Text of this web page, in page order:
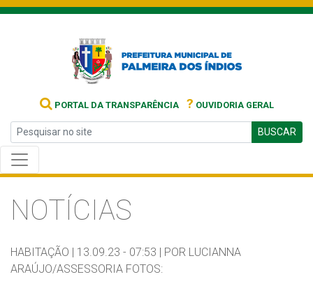
PORTAL DA TRANSPARÊNCIA ? OUVIDORIA GERAL
BUSCAR
NOTÍCIAS
HABITAÇÃO | 13.09.23 - 07:53 | POR LUCIANNA
ARAÚJO/ASSESSORIA FOTOS: